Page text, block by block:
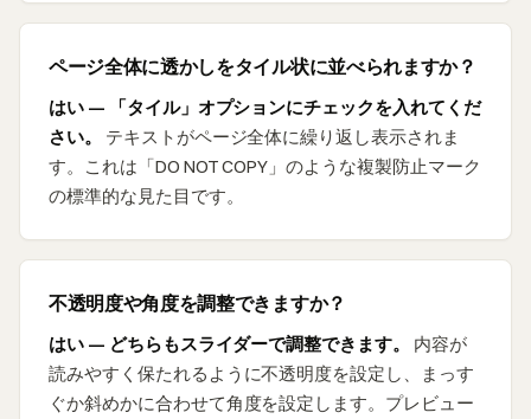
ページ全体に透かしをタイル状に並べられますか？
はい — 「タイル」オプションにチェックを入れてくだ
さい。
テキストがページ全体に繰り返し表示されま
す。これは「DO NOT COPY」のような複製防止マーク
の標準的な見た目です。
不透明度や角度を調整できますか？
はい — どちらもスライダーで調整できます。
内容が
読みやすく保たれるように不透明度を設定し、まっす
ぐか斜めかに合わせて角度を設定します。プレビュー